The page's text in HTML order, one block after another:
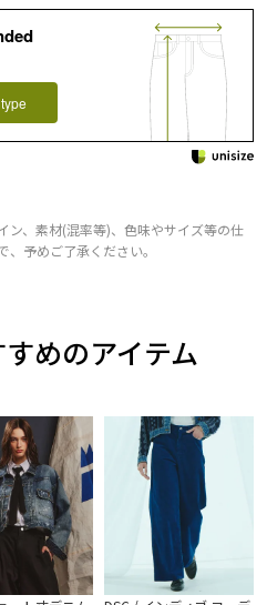
、素材(混率等)、色味やサイズ等の仕
予めご了承ください。
めのアイテム